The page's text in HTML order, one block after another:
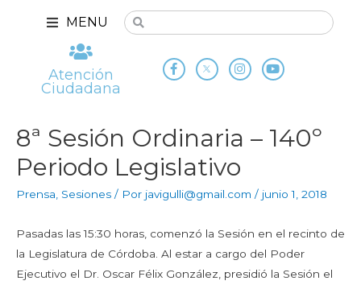
MENU
Atención
Ciudadana
8ª Sesión Ordinaria – 140º
Periodo Legislativo
Prensa Sesiones / Por javigulli@gmail.com / junio 1, 2018
Pasadas las 15:30 horas, comenzó la Sesión en el recinto de
la Legislatura de Córdoba. Al estar a cargo del Poder
Ejecutivo el Dr. Oscar Félix González, presidió la Sesión el